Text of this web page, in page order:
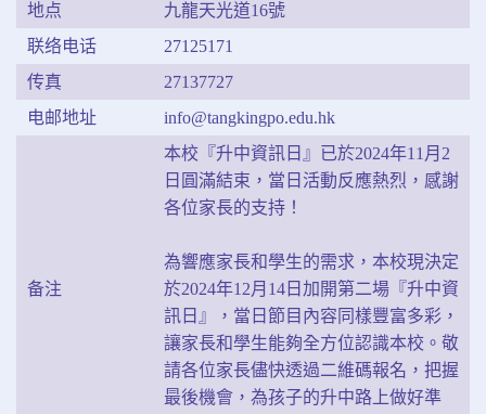
地点
九龍天光道16號
联络电话
27125171
传真
27137727
电邮地址
info@tangkingpo.edu.hk
备注
本校『升中資訊日』已於2024年11月2
日圓滿結束，當日活動反應熱烈，感謝
各位家長的支持！
為響應家長和學生的需求，本校現決定
於2024年12月14日加開第二場『升中資
訊日』，當日節目內容同樣豐富多彩，
讓家長和學生能夠全方位認識本校。敬
請各位家長儘快透過二維碼報名，把握
最後機會，為孩子的升中路上做好準